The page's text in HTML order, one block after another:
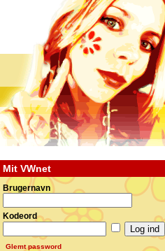
Mit VWnet
Brugernavn
Kodeord
Glemt password